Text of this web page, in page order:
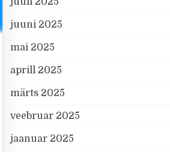
juuni 2025
mai 2025
aprill 2025
märts 2025
veebruar 2025
jaanuar 2025